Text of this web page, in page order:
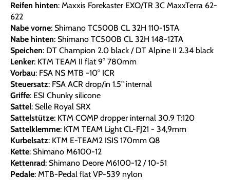
Reifen hinten: Maxxis Forekaster EXO/TR 3C MaxxTerra 62-
622
Nabe vorne: Shimano TC500B CL 32H 110-15TA
Nabe hinten: Shimano TC500B CL 32H 148-12TA
Speichen: DT Champion 2.0 black / DT Alpine II 2.34 black
Lenker: KTM TEAM II flat 9° 780mm
Vorbau: FSA NS MTB -10° ICR
Steuersatz: FSA ACR drop/in 1.5" internal
Griffe: ESI Chunky silicone
Sattel: Selle Royal SRX
Sattelstütze: KTM COMP dropper internal 30.9 T:120
Sattelklemme: KTM TEAM Light CL-FJ21 - 34,9mm
Kurbelsatz: KTM E-TEAM2 ISIS 170mm Q8
Kette: Shimano M6100-12
Kettenrad: Shimano Deore M6100-12 / 10-51
Pedale: MTB-Pedal flat VP-539 nylon